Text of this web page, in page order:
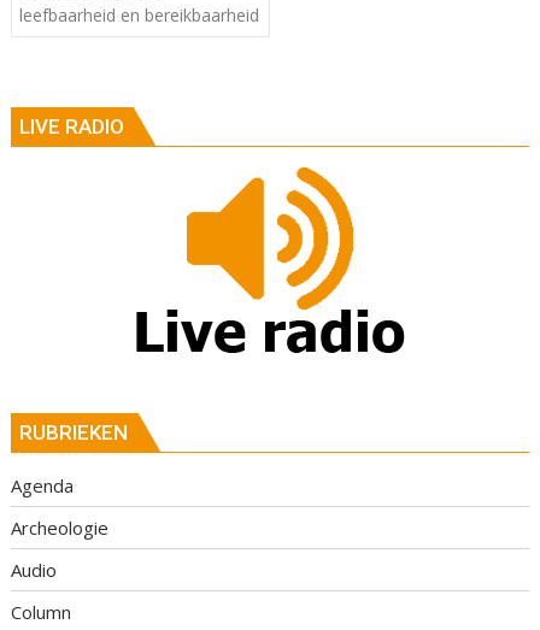
leefbaarheid en bereikbaarheid
LIVE RADIO
RUBRIEKEN
Agenda
Archeologie
Audio
Column